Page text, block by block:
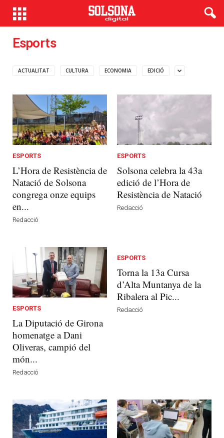
Esports
ACTUALITAT CULTURA ECONOMIA EDICIÓ
ESPORTS
L’Hora de Resistència de
Natació de Solsona
congrega onze equips
en...
Redacció
ESPORTS
Solsona celebra la 43a
edició de l’Hora de
Resistència de Natació
Redacció
ESPORTS
La Diputació de Girona
homenatge a Dani
Oliveras, campió del
món...
Redacció
ESPORTS
Torna la 13a Cursa
d’Alta Muntanya de la
Ribalera al Pic...
Redacció